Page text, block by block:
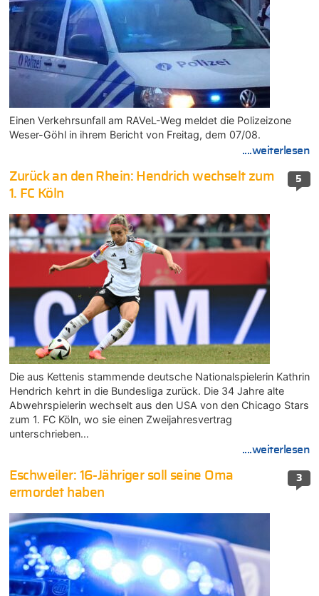
Einen Verkehrsunfall am RAVeL-Weg meldet die Polizeizone
Weser-Göhl in ihrem Bericht von Freitag, dem 07/08.
....weiterlesen
5
Zurück an den Rhein: Hendrich wechselt zum
1. FC Köln
Die aus Kettenis stammende deutsche Nationalspielerin Kathrin
Hendrich kehrt in die Bundesliga zurück. Die 34 Jahre alte
Abwehrspielerin wechselt aus den USA von den Chicago Stars
zum 1. FC Köln, wo sie einen Zweijahresvertrag
unterschrieben…
....weiterlesen
3
Eschweiler: 16-Jähriger soll seine Oma
ermordet haben